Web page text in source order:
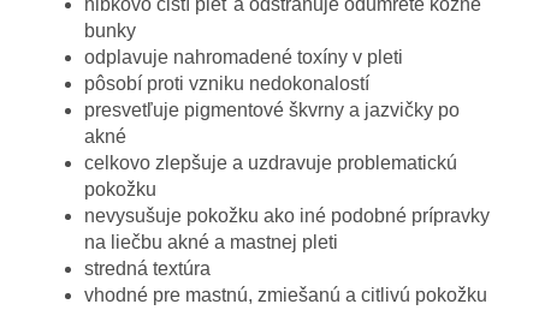
hĺbkovo čistí pleť a odstraňuje odumreté kožné
bunky
odplavuje nahromadené toxíny v pleti
pôsobí proti vzniku nedokonalostí
presvetľuje pigmentové škvrny a jazvičky po
akné
celkovo zlepšuje a uzdravuje problematickú
pokožku
nevysušuje pokožku ako iné podobné prípravky
na liečbu akné a mastnej pleti
stredná textúra
vhodné pre mastnú, zmiešanú a citlivú pokožku